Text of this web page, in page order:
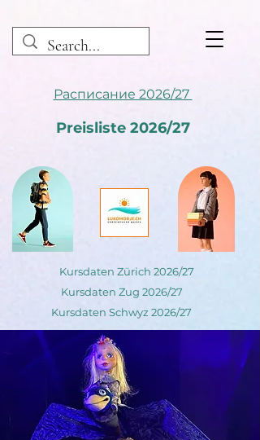
Расписание 2026/27
Preisliste 2026/27
Kursdaten Zürich 2026/27
Kursdaten Zug 2026/27
Kursdaten Schwyz 2026/27